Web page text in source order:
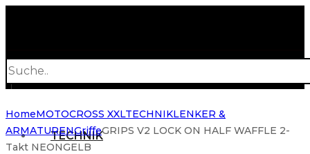
search
TECHNIK
HomeMOTOCROSS XXLTECHNIKLENKER &
ARMATURENGriffeGRIPS V2 LOCK ON HALF WAFFLE 2-
Takt NEONGELB